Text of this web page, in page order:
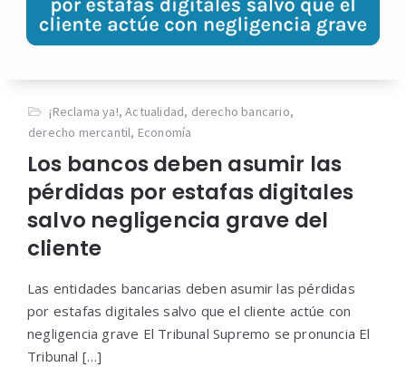
¡Reclama ya!,Actualidad, derecho bancario,
derecho mercantil, Economía
Los bancos deben asumir las
pérdidas por estafas digitales
salvo negligencia grave del
cliente
Las entidades bancarias deben asumir las pérdidas
por estafas digitales salvo que el cliente actúe con
negligencia grave El Tribunal Supremo se pronuncia El
Tribunal […]